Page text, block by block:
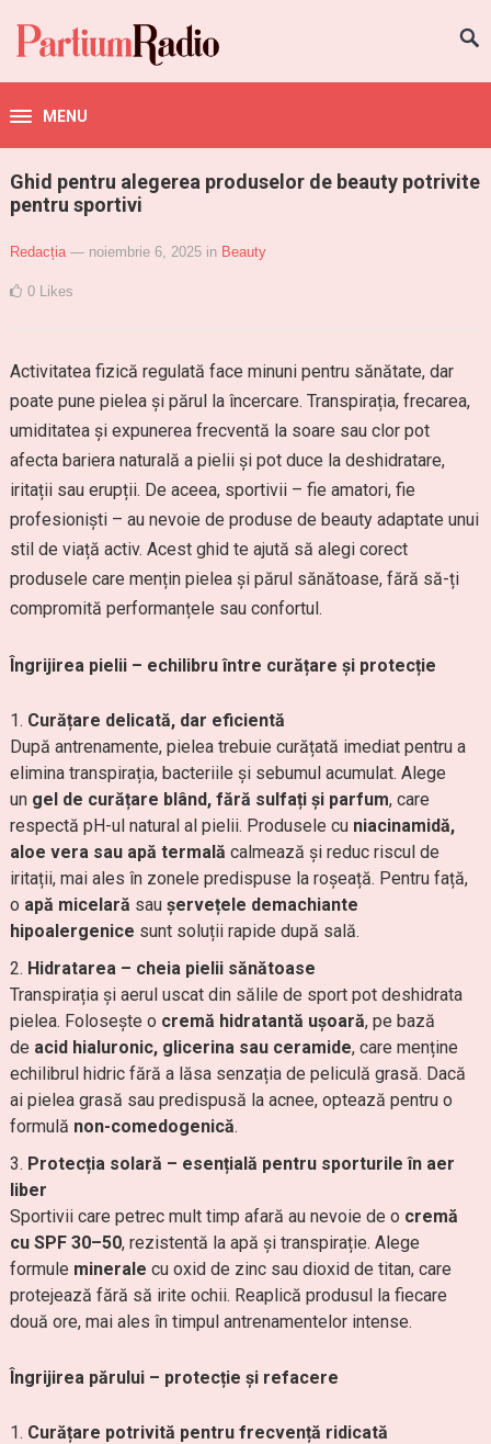
MENU
Ghid pentru alegerea produselor de beauty potrivite
pentru sportivi
Redacția — noiembrie 6, 2025 in Beauty
0 Likes
Activitatea fizică regulată face minuni pentru sănătate, dar
poate pune pielea și părul la încercare. Transpirația, frecarea,
umiditatea și expunerea frecventă la soare sau clor pot
afecta bariera naturală a pielii și pot duce la deshidratare,
iritații sau erupții. De aceea, sportivii – fie amatori, fie
profesioniști – au nevoie de produse de beauty adaptate unui
stil de viață activ. Acest ghid te ajută să alegi corect
produsele care mențin pielea și părul sănătoase, fără să-ți
compromită performanțele sau confortul.
Îngrijirea pielii – echilibru între curățare și protecție
Curățare delicată, dar eficientă
După antrenamente, pielea trebuie curățată imediat pentru a
elimina transpirația, bacteriile și sebumul acumulat. Alege
un gel de curățare blând, fără sulfați și parfum, care
respectă pH-ul natural al pielii. Produsele cu niacinamidă,
aloe vera sau apă termală calmează și reduc riscul de
iritații, mai ales în zonele predispuse la roșeață. Pentru față,
o apă micelară sau șervețele demachiante
hipoalergenice sunt soluții rapide după sală.
Hidratarea – cheia pielii sănătoase
Transpirația și aerul uscat din sălile de sport pot deshidrata
pielea. Folosește o cremă hidratantă ușoară, pe bază
de acid hialuronic, glicerina sau ceramide, care menține
echilibrul hidric fără a lăsa senzația de peliculă grasă. Dacă
ai pielea grasă sau predispusă la acnee, optează pentru o
formulă non-comedogenică.
Protecția solară – esențială pentru sporturile în aer
liber
Sportivii care petrec mult timp afară au nevoie de o cremă
cu SPF 30–50, rezistentă la apă și transpirație. Alege
formule minerale cu oxid de zinc sau dioxid de titan, care
protejează fără să irite ochii. Reaplică produsul la fiecare
două ore, mai ales în timpul antrenamentelor intense.
Îngrijirea părului – protecție și refacere
Curățare potrivită pentru frecvență ridicată